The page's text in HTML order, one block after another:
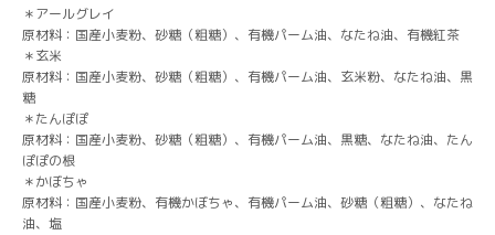
＊アールグレイ
原材料：国産小麦粉、砂糖（粗糖）、有機パーム油、なたね油、有機紅茶
＊玄米
原材料：国産小麦粉、砂糖（粗糖）、有機パーム油、玄米粉、なたね油、黒
糖
＊たんぽぽ
原材料：国産小麦粉、砂糖（粗糖）、有機パーム油、黒糖、なたね油、たん
ぽぽの根
＊かぼちゃ
原材料：国産小麦粉、有機かぼちゃ、有機パーム油、砂糖（粗糖）、なたね
油、塩